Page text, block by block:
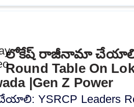
లోకేష్ రాజీనామా చేయాలి:
Round Table On
|Gen Z Power
YSRCP Leaders